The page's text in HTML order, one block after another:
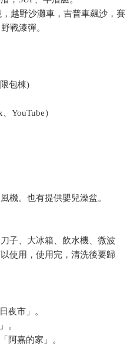
越野沙灘車，吉普車飆沙，賽
戰漆彈。
包棟)
YouTube）
機。也有提供嬰兒澡盆。
子、大冰箱、飲水機、微波
使用，使用完，清洗後要歸
夜市」。
。
阿嘉的家」。